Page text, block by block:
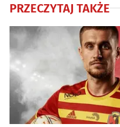
PRZECZYTAJ TAKŻE